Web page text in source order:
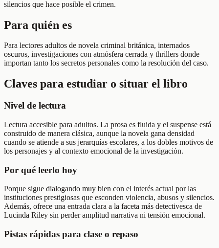
silencios que hace posible el crimen.
Para quién es
Para lectores adultos de novela criminal británica, internados
oscuros, investigaciones con atmósfera cerrada y thrillers donde
importan tanto los secretos personales como la resolución del caso.
Claves para estudiar o situar el libro
Nivel de lectura
Lectura accesible para adultos. La prosa es fluida y el suspense está
construido de manera clásica, aunque la novela gana densidad
cuando se atiende a sus jerarquías escolares, a los dobles motivos de
los personajes y al contexto emocional de la investigación.
Por qué leerlo hoy
Porque sigue dialogando muy bien con el interés actual por las
instituciones prestigiosas que esconden violencia, abusos y silencios.
Además, ofrece una entrada clara a la faceta más detectivesca de
Lucinda Riley sin perder amplitud narrativa ni tensión emocional.
Pistas rápidas para clase o repaso